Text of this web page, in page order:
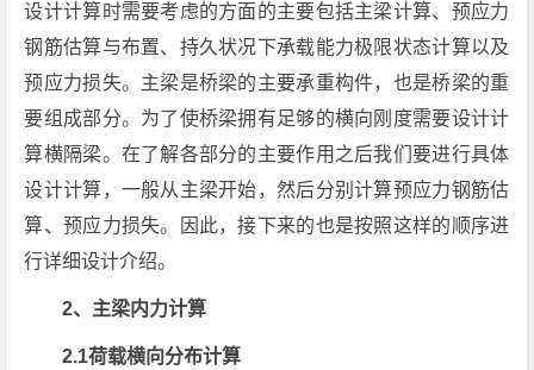
设计计算时需要考虑的方面的主要包括主梁计算、预应力
钢筋估算与布置、持久状况下承载能力极限状态计算以及
预应力损失。主梁是桥梁的主要承重构件，也是桥梁的重
要组成部分。为了使桥梁拥有足够的横向刚度需要设计计
算横隔梁。在了解各部分的主要作用之后我们要进行具体
设计计算，一般从主梁开始，然后分别计算预应力钢筋估
算、预应力损失。因此，接下来的也是按照这样的顺序进
行详细设计介绍。
2、主梁内力计算
2.1荷载横向分布计算